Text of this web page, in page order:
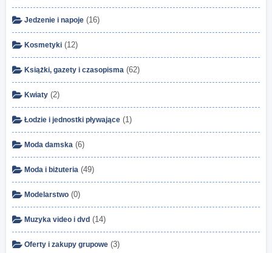
Jedzenie i napoje (16)
Kosmetyki (12)
Książki, gazety i czasopisma (62)
Kwiaty (2)
Łodzie i jednostki pływające (1)
Moda damska (6)
Moda i biżuteria (49)
Modelarstwo (0)
Muzyka video i dvd (14)
Oferty i zakupy grupowe (3)